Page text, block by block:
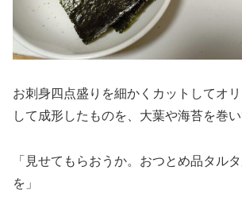
お刺身四点盛りを細かくカットしてオ
して成形したものを、大葉や海苔を巻い
「見せてもらおうか。おつとめ品タル
を」